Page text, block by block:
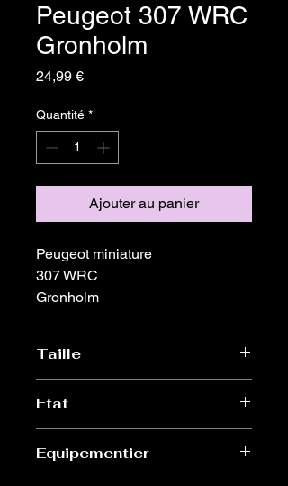
Peugeot 307 WRC
Gronholm
24,99 €Prix
Quantité *
Ajouter au panier
Peugeot miniature
307 WRC
Gronholm
Taille
Etat
Equipementier